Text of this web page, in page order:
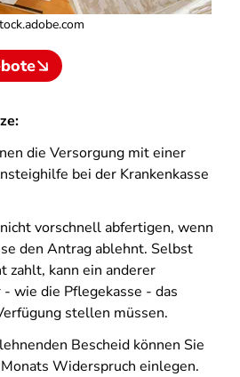
die Versorgung mit einer
bei der Krankenkasse
vorschnell abfertigen, wenn
den Antrag ablehnt. Selbst
zahlt, kann ein anderer
wie die Pflegekasse - das
stellen müssen.
Bescheid können Sie
Widerspruch einlegen.